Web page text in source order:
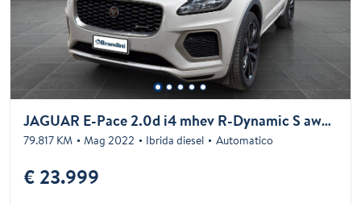
JAGUAR E-Pace 2.0d i4 mhev R-Dynamic S awd 163cv auto
79.817 KM Mag 2022 Ibrida diesel Automatico
€ 23.999